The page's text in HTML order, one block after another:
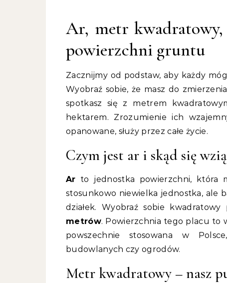
Ar, metr
powierzchni gruntu
Zacznijmy od podstaw, aby każdy
Wyobraź sobie, że masz do
spotkasz się z metrem
hektarem. Zrozumienie ich
opanowane, służy przez całe życie.
Czym jest ar i skąd się
Ar to jednostka powierzchni, która
stosunkowo niewielka jednostka, ale
działek. Wyobraź sobie
metrów. Powierzchnia tego placu to
powszechnie stosowana w
budowlanych czy ogrodów.
Metr kwadratowy – nasz